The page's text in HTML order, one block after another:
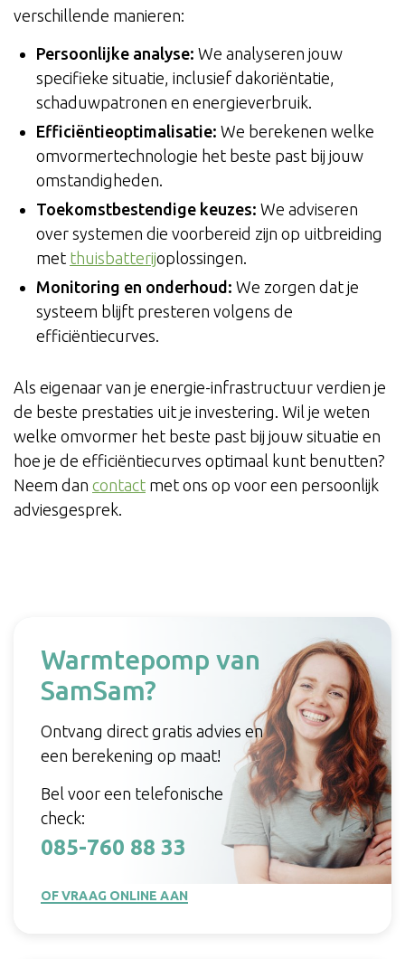
verschillende manieren:
Persoonlijke analyse: We analyseren jouw
specifieke situatie, inclusief dakoriëntatie,
schaduwpatronen en energieverbruik.
Efficiëntieoptimalisatie: We berekenen welke
omvormertechnologie het beste past bij jouw
omstandigheden.
Toekomstbestendige keuzes: We adviseren
over systemen die voorbereid zijn op uitbreiding
met thuisbatterijoplossingen.
Monitoring en onderhoud: We zorgen dat je
systeem blijft presteren volgens de
efficiëntiecurves.
Als eigenaar van je energie-infrastructuur verdien je
de beste prestaties uit je investering. Wil je weten
welke omvormer het beste past bij jouw situatie en
hoe je de efficiëntiecurves optimaal kunt benutten?
Neem dan contact met ons op voor een persoonlijk
adviesgesprek.
Warmtepomp van
SamSam?
Ontvang direct gratis advies en
een berekening op maat!
Bel voor een telefonische
check:
085-760 88 33
OF VRAAG ONLINE AAN